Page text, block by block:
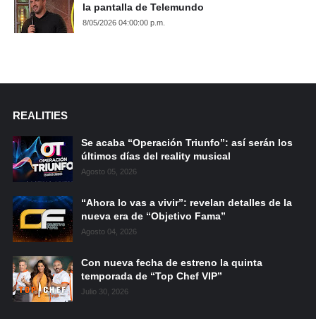
la pantalla de Telemundo
8/05/2026 04:00:00 p.m.
REALITIES
Se acaba “Operación Triunfo”: así serán los
últimos días del reality musical
Agosto 05, 2026
“Ahora lo vas a vivir”: revelan detalles de la
nueva era de “Objetivo Fama”
Agosto 04, 2026
Con nueva fecha de estreno la quinta
temporada de “Top Chef VIP”
Julio 30, 2026